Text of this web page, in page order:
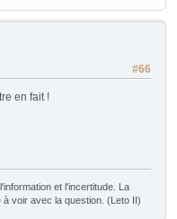
#66
en fait !
et l'incertitude. La
voir avec la question. (Leto II)